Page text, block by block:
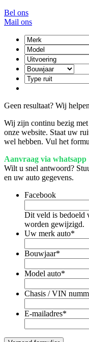
Bel ons
Mail ons
Geen resultaat? Wij
Wij zijn continu bezig
onze website. Staat uw
wel hebben. Vul het
Aanvraag via whatsapp
Wilt u snel antwoord?
en uw auto gegevens.
Facebook
Dit veld is bedoeld
worden gewijzigd.
Uw merk auto*
Bouwjaar*
Model auto*
Chasis / VIN
E-mailadres*